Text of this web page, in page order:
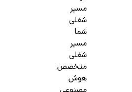
مسیر
شغلی
شما
مسیر
شغلی
متخصص
هوش